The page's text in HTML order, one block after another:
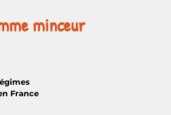
minceur
France